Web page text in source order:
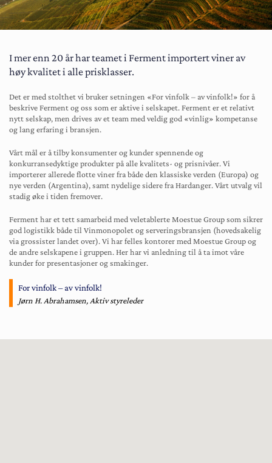
I mer enn 20 år har teamet i Ferment importert viner av
høy kvalitet i alle prisklasser.
Det er med stolthet vi bruker setningen «For vinfolk – av vinfolk!» for å
beskrive Ferment og oss som er aktive i selskapet. Ferment er et relativt
nytt selskap, men drives av et team med veldig god «vinlig» kompetanse
og lang erfaring i bransjen.
Vårt mål er å tilby konsumenter og kunder spennende og
konkurransedyktige produkter på alle kvalitets- og prisnivåer. Vi
importerer allerede flotte viner fra både den klassiske verden (Europa) og
nye verden (Argentina), samt nydelige sidere fra Hardanger. Vårt utvalg vil
stadig øke i tiden fremover.
Ferment har et tett samarbeid med veletablerte Moestue Group som sikrer
god logistikk både til Vinmonopolet og serveringsbransjen (hovedsakelig
via grossister landet over). Vi har felles kontorer med Moestue Group og
de andre selskapene i gruppen. Her har vi anledning til å ta imot våre
kunder for presentasjoner og smakinger.
For vinfolk – av vinfolk!
Jørn H. Abrahamsen, Aktiv styreleder